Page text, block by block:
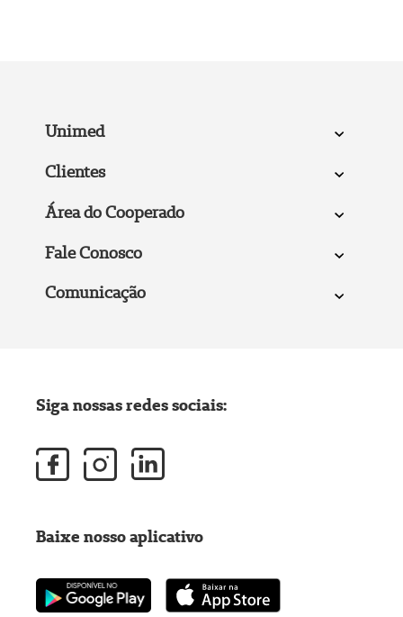
Unimed
Clientes
Área do Cooperado
Fale Conosco
Comunicação
Siga nossas redes sociais:
Baixe nosso aplicativo